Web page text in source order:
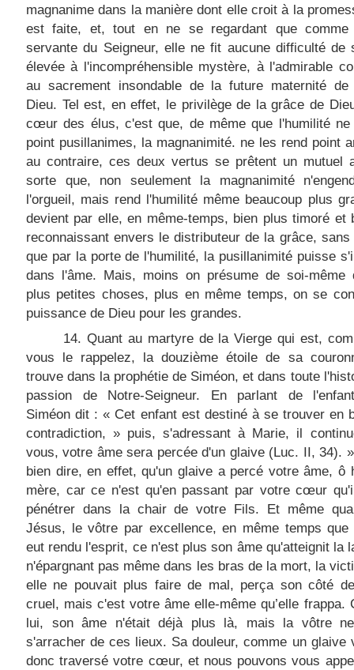
magnanime dans la manière dont elle croit à la
est faite, et, tout en ne se regardant que comme
servante du Seigneur, elle ne fit aucune difficulté de
élevée à l'incompréhensible mystère, à l'admirable
au sacrement insondable de la future maternité de
Dieu. Tel est, en effet, le privilège de la grâce de
cœur des élus, c'est que, de même que l'humilité
point pusillanimes, la magnanimité. ne les rend point
au contraire, ces deux vertus se prêtent un mutuel
sorte que, non seulement la magnanimité
l'orgueil, mais rend l'humilité même beaucoup plus
devient par elle, en même-temps, bien plus timoré et
reconnaissant envers le distributeur de la grâce, sans
que par la porte de l'humilité, la pusillanimité puisse
dans l'âme. Mais, moins on présume de soi-même
plus petites choses, plus en même temps, on se
puissance de Dieu pour les grandes.
14. Quant au martyre de la Vierge qui est,
vous le rappelez, la douzième étoile de sa
trouve dans la prophétie de Siméon, et dans toute
passion de Notre-Seigneur. En parlant de
Siméon dit : « Cet enfant est destiné à se trouver en
contradiction, » puis, s'adressant à Marie, il
vous, votre âme sera percée d'un glaive (Luc. II, 34).
bien dire, en effet, qu'un glaive a percé votre âme, ô
mère, car ce n'est qu'en passant par votre cœur
pénétrer dans la chair de votre Fils. Et même
Jésus, le vôtre par excellence, en même temps que
eut rendu l'esprit, ce n'est plus son âme qu'atteignit la
n'épargnant pas même dans les bras de la mort, la
elle ne pouvait plus faire de mal, perça son côté
cruel, mais c'est votre âme elle-même qu’elle frappa.
lui, son âme n'était déjà plus là, mais la vôtre
s'arracher de ces lieux. Sa douleur, comme un glaive
donc traversé votre cœur, et nous pouvons vous